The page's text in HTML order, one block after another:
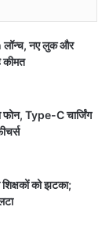
नए लुक और
कीमत
Type-C चार्जिंग
को झटका;